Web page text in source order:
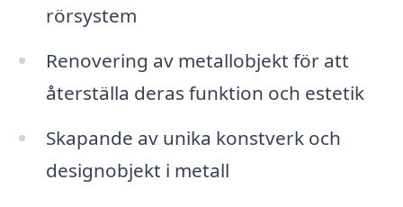
rörsystem
Renovering av metallobjekt för att
återställa deras funktion och estetik
Skapande av unika konstverk och
designobjekt i metall